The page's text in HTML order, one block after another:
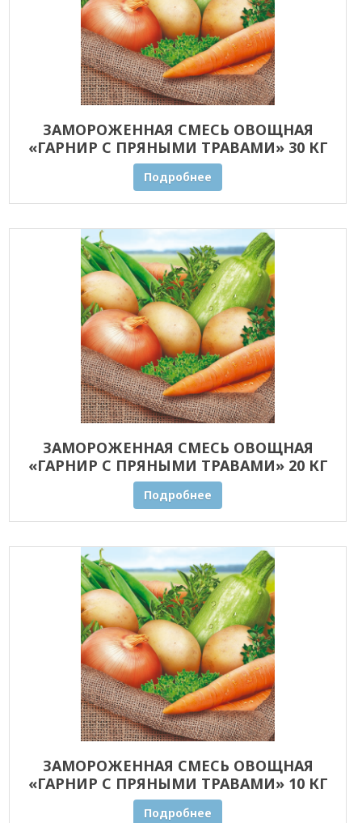
ЗАМОРОЖЕННАЯ СМЕСЬ ОВОЩНАЯ
«ГАРНИР С ПРЯНЫМИ ТРАВАМИ» 30 КГ
ОПТОМ
Подробнее
ЗАМОРОЖЕННАЯ СМЕСЬ ОВОЩНАЯ
«ГАРНИР С ПРЯНЫМИ ТРАВАМИ» 20 КГ
ОПТОМ
Подробнее
ЗАМОРОЖЕННАЯ СМЕСЬ ОВОЩНАЯ
«ГАРНИР С ПРЯНЫМИ ТРАВАМИ» 10 КГ
ОПТОМ
Подробнее